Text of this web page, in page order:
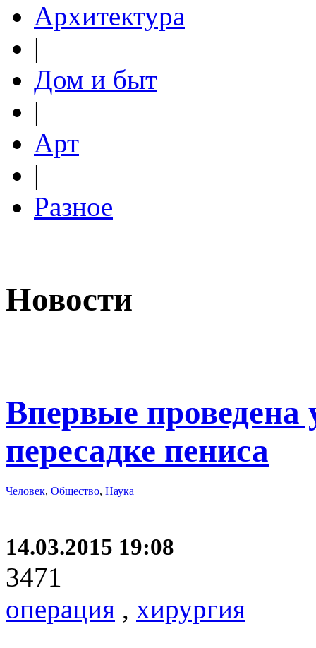
Архитектура
|
Дом и быт
|
Арт
|
Разное
Новости
Впервые проведена
пересадке пениса
Человек, Общество, Наука
14.03.2015 19:08
3471
операция , хирургия